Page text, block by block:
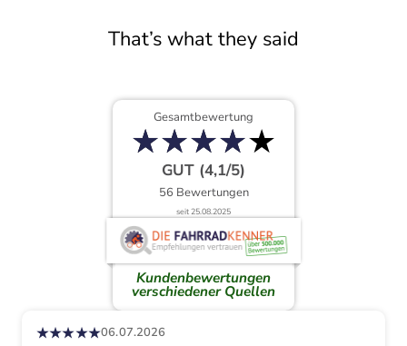
That’s what they said
Gesamtbewertung
★★★★★
★★★★★
GUT (4,1/5)
56 Bewertungen
seit 25.08.2025
Kundenbewertungen
verschiedener Quellen
★★★★★06.07.2026